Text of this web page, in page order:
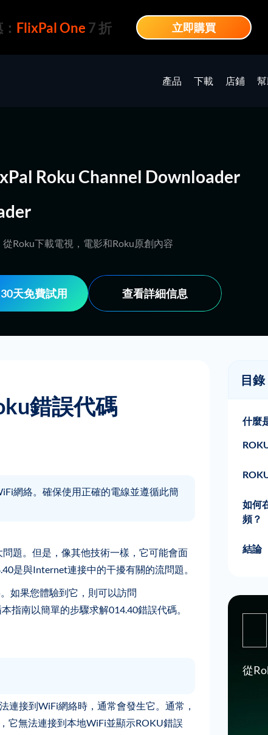
產品 下載 店鋪
FlixPal One 7 折 立即購買
Roku Channel Downloader
從Roku下載電視，電影和Roku原創內容
30天免費試用 查看詳細信息
錯誤代碼
網絡。確保使用正確的電線並遵循此簡
題。但是，像其他技術一樣，它可能會面
是與Internet連接中的干擾有關的流問題。
如果您體驗到它，則可以訪問
指南以簡單的步驟求解014.40錯誤代碼。
連接到WiFi網絡時，通常會發生它。通常，
它無法連接到本地WiFi並顯示ROKU錯誤
目錄
什麼
如何
頻？
高
單
批
結論
從